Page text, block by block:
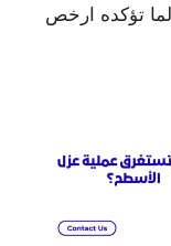
تؤكده ارخص